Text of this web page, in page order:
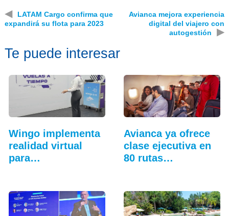
◀
LATAM Cargo confirma que
expandirá su flota para 2023
Avianca mejora experiencia
digital del viajero con
autogestión
▶
Te puede interesar
Wingo implementa
realidad virtual
para
Avianca ya ofrece
clase ejecutiva en
80 rutas…